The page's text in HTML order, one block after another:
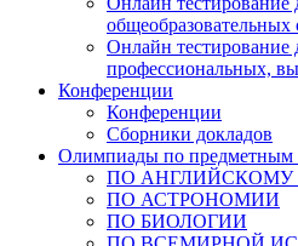
общеобразовательных
Онлайн тестирование
профессиональных,
Конференции
Конференции
Сборники докладов
Олимпиады по предметным
ПО АНГЛИЙСКОМУ
ПО АСТРОНОМИИ
ПО БИОЛОГИИ